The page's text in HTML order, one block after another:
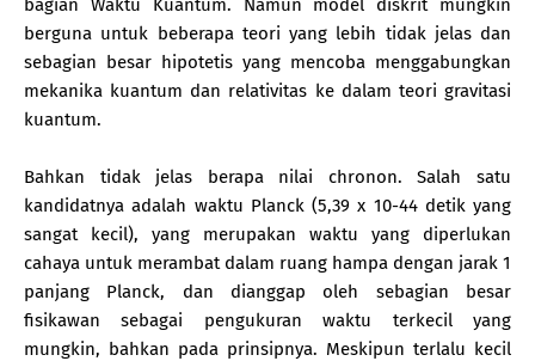
berguna untuk beberapa teori yang lebih tidak jelas dan
sebagian besar hipotetis yang mencoba menggabungkan
mekanika kuantum dan relativitas ke dalam teori gravitasi
kuantum.
Bahkan tidak jelas berapa nilai chronon. Salah satu
kandidatnya adalah waktu Planck (5,39 x 10-44 detik yang
sangat kecil), yang merupakan waktu yang diperlukan
cahaya untuk merambat dalam ruang hampa dengan jarak 1
panjang Planck, dan dianggap oleh sebagian besar
fisikawan sebagai pengukuran waktu terkecil yang
mungkin, bahkan pada prinsipnya. Meskipun terlalu kecil